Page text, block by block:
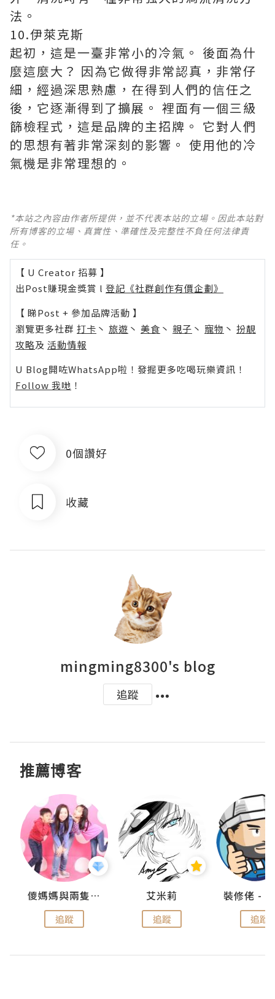
法。
10.伊萊克斯
起初，這是一臺非常小的冷氣。 後面為什
麼這麼大？ 因為它做得非常認真，非常仔
細，經過深思熟慮，在得到人們的信任之
後，它逐漸得到了擴展。 裡面有一個三級
篩檢程式，這是品牌的主招牌。 它對人們
的思想有著非常深刻的影響。 使用他的冷
氣機是非常理想的。
*本站之內容由作者所提供，並不代表本站的立場。因此本站對
所有博客的立場、真實性、準確性及完整性不負任何法律責
任。
【 U Creator 招募 】
出Post賺現金獎賞 l 登記《社群創作有價企劃》
【 睇Post + 參加品牌活動 】
瀏覽更多社群 打卡 丶 旅遊 丶 美食 丶 親子 丶 寵物 丶 扮靚
攻略及 活動情報
U Blog開咗WhatsApp啦！發掘更多吃喝玩樂資訊！
Follow 我哋 ！
0個讚好
收藏
mingming8300's blog
追蹤
推薦博客
儍媽媽與兩隻小魔怪之家
追蹤
艾米莉
追蹤 追蹤